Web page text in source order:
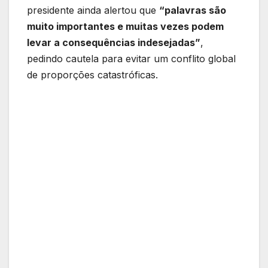
presidente ainda alertou que “palavras são
muito importantes e muitas vezes podem
levar a consequências indesejadas”,
pedindo cautela para evitar um conflito global
de proporções catastróficas.